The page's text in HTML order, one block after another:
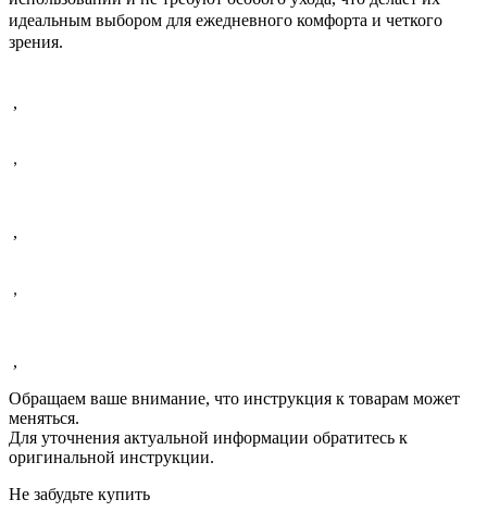
идеальным выбором для ежедневного комфорта и четкого
зрения.
,
,
,
,
,
Обращаем ваше внимание, что инструкция к товарам может
меняться.
Для уточнения актуальной информации обратитесь к
оригинальной инструкции.
Не забудьте купить